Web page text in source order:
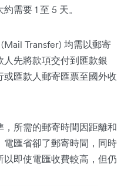
需要 1 至 5 天。
Transfer) 均需以郵寄
先將款項交付到匯款銀
匯款人郵寄匯票至國外收
所需的郵寄時間因距離和
匯省卻了郵寄時間，同時
即使電匯收費較高，但仍